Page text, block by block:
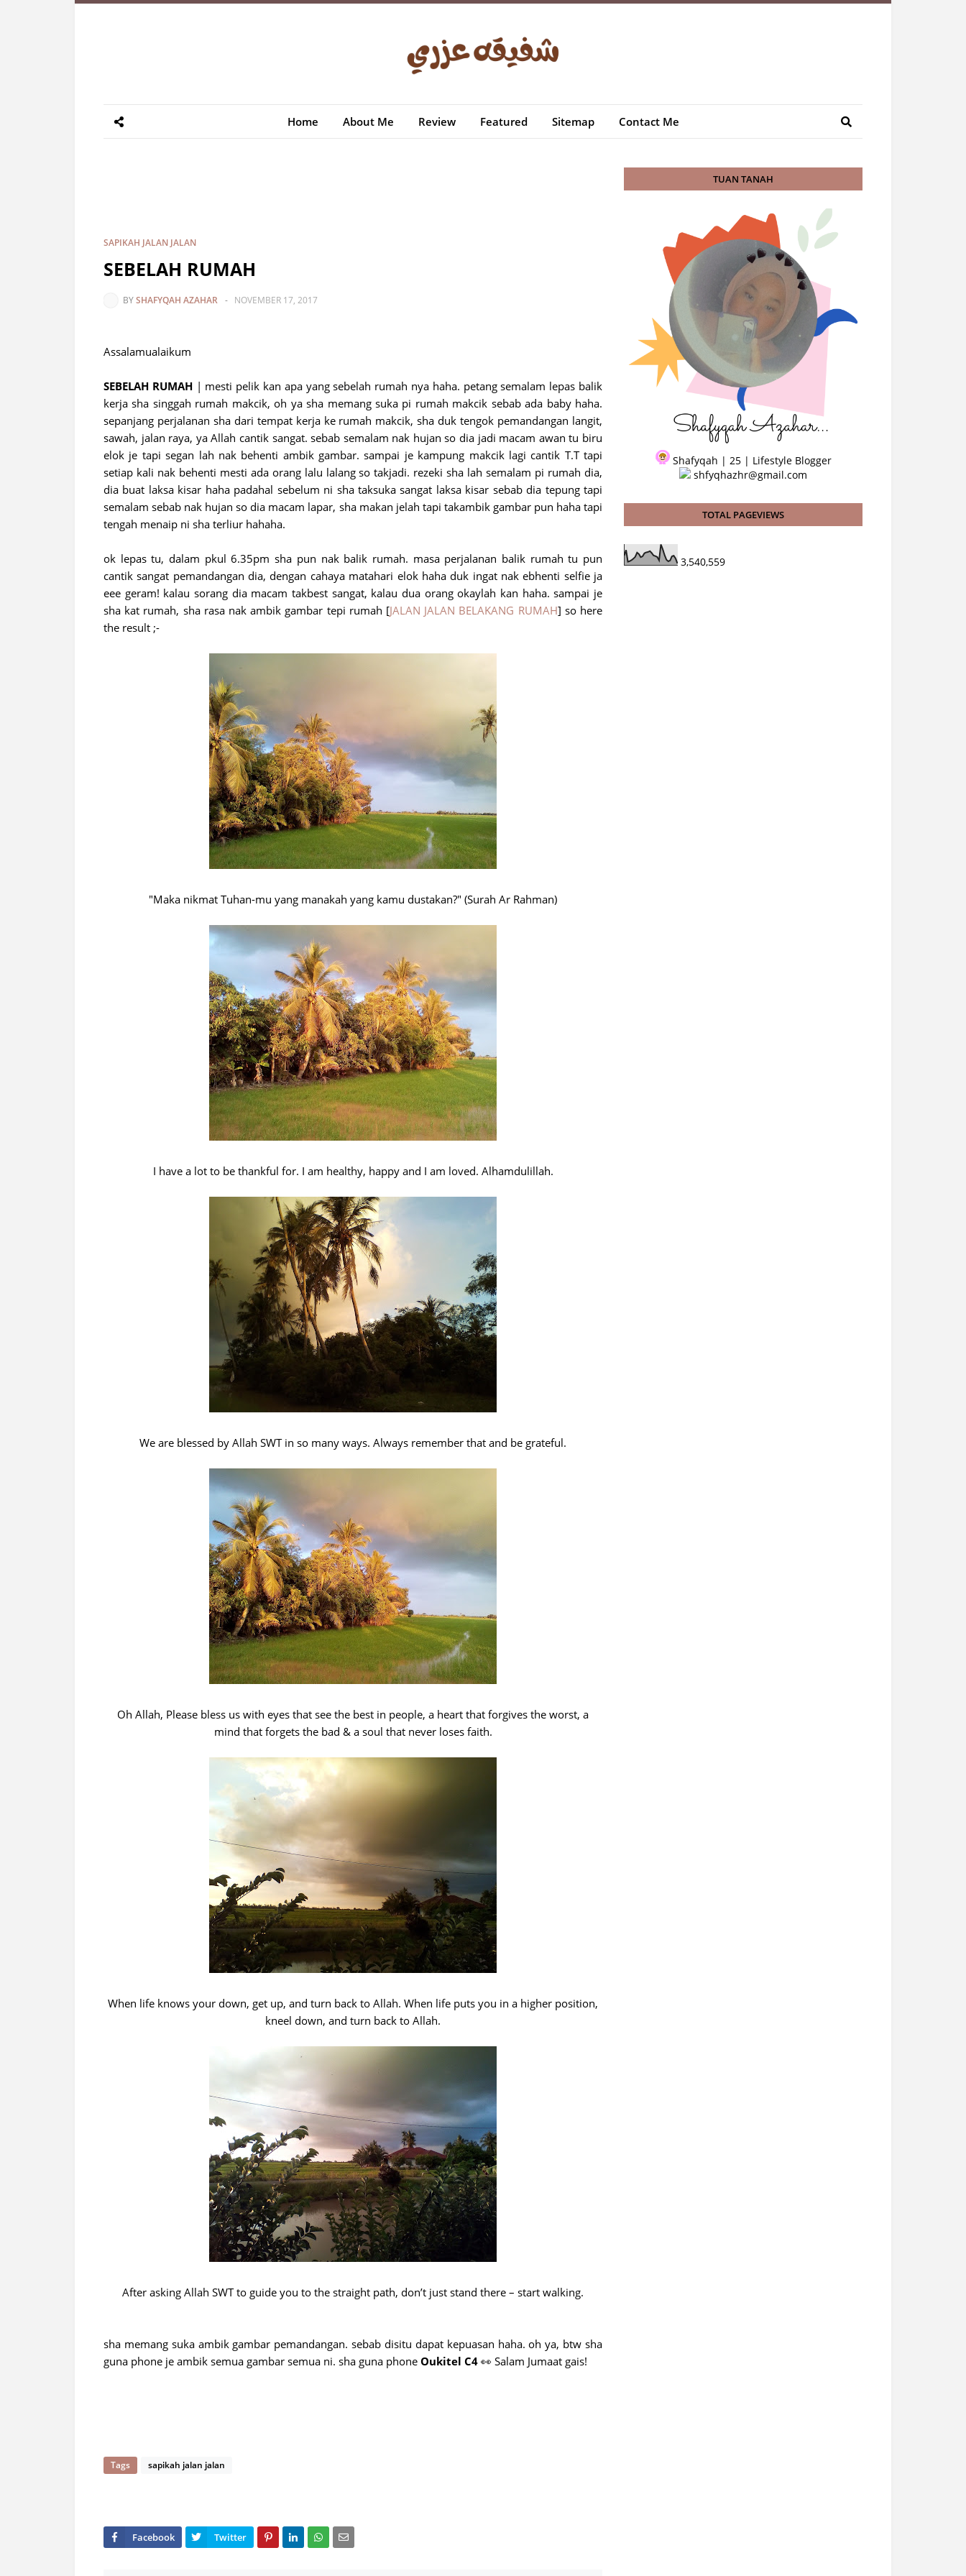
Home About Me Review Featured Sitemap Contact Me
SAPIKAH JALAN JALAN
SEBELAH RUMAH
BYSHAFYQAH AZAHAR - NOVEMBER 17, 2017
Assalamualaikum
SEBELAH RUMAH| mesti pelik kan apa yang sebelah rumah nya haha. petang semalam lepas balik
kerja sha singgah rumah makcik, oh ya sha memang suka pi rumah makcik sebab ada baby haha.
sepanjang perjalanan sha dari tempat kerja ke rumah makcik, sha duk tengok pemandangan langit,
sawah, jalan raya, ya Allah cantik sangat. sebab semalam nak hujan so dia jadi macam awan tu biru
elok je tapi segan lah nak behenti ambik gambar. sampai je kampung makcik lagi cantik T.T tapi
setiap kali nak behenti mesti ada orang lalu lalang so takjadi. rezeki sha lah semalam pi rumah dia,
dia buat laksa kisar haha padahal sebelum ni sha taksuka sangat laksa kisar sebab dia tepung tapi
semalam sebab nak hujan so dia macam lapar, sha makan jelah tapi takambik gambar pun haha tapi
tengah menaip ni sha terliur hahaha.
ok lepas tu, dalam pkul 6.35pm sha pun nak balik rumah. masa perjalanan balik rumah tu pun
cantik sangat pemandangan dia, dengan cahaya matahari elok haha duk ingat nak ebhenti selfie ja
eee geram! kalau sorang dia macam takbest sangat, kalau dua orang okaylah kan haha. sampai je
sha kat rumah, sha rasa nak ambik gambar tepi rumah [JALAN JALAN BELAKANG RUMAH] so here
the result ;-
"Maka nikmat Tuhan-mu yang manakah yang kamu dustakan?" (Surah Ar Rahman)
I have a lot to be thankful for. I am healthy, happy and I am loved. Alhamdulillah.
We are blessed by Allah SWT in so many ways. Always remember that and be grateful.
Oh Allah, Please bless us with eyes that see the best in people, a heart that forgives the worst, a
mind that forgets the bad & a soul that never loses faith.
When life knows your down, get up, and turn back to Allah. When life puts you in a higher position,
kneel down, and turn back to Allah.
After asking Allah SWT to guide you to the straight path, don’t just stand there – start walking.
sha memang suka ambik gambar pemandangan. sebab disitu dapat kepuasan haha. oh ya, btw sha
guna phone je ambik semua gambar semua ni. sha guna phone Oukitel C4 👀 Salam Jumaat gais!
Tags sapikah jalan jalan
TUAN TANAH
Shafyqah | 25 | Lifestyle Blogger
shfyqhazhr@gmail.com
TOTAL PAGEVIEWS
3,540,559